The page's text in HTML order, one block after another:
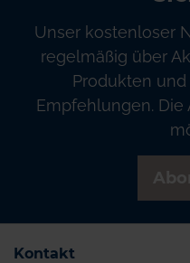
Unser kostenloser
regelmäßig über
Produkten
Empfehlungen.
Kontakt